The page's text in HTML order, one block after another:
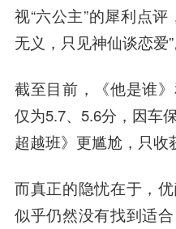
视“六公主”的犀利点
无义，只见神仙谈恋爱”
截至目前，《他是谁
仅为5.7、5.6分，因车
超越班》更尴尬，只收
而真正的隐忧在于，
似乎仍然没有找到适